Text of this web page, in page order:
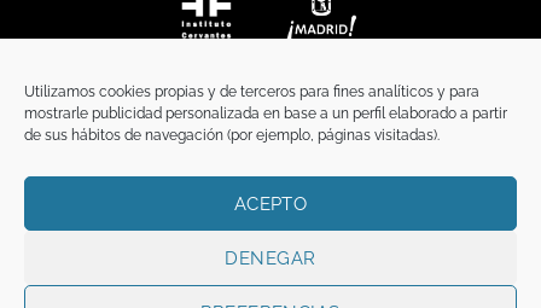
Utilizamos cookies propias y de terceros para fines analíticos y para
mostrarle publicidad personalizada en base a un perfil elaborado a partir
de sus hábitos de navegación (por ejemplo, páginas visitadas).
ACEPTO
DENEGAR
TÉRMINOS Y CONDICIONES
Copyright 2026 ©FunciFUNCI es titular de los derechos de propiedad